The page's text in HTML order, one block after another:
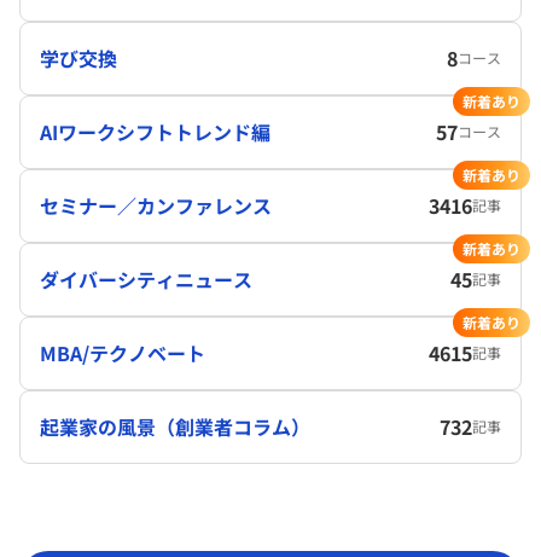
学び交換 8コース
AIワークシフトトレンド編 57コース
新着あり
セミナー／カンファレンス 3416記事
新着あり
ダイバーシティニュース 45記事
新着あり
MBA/テクノベート 4615記事
新着あり
起業家の風景（創業者コラム） 732記事